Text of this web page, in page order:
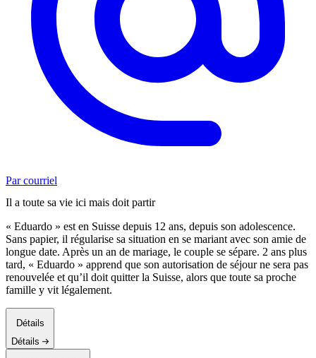
Par courriel
Il a toute sa vie ici mais doit partir
« Eduardo » est en Suisse depuis 12 ans, depuis son adolescence.
Sans papier, il régularise sa situation en se mariant avec son amie de
longue date. Après un an de mariage, le couple se sépare. 2 ans plus
tard, « Eduardo » apprend que son autorisation de séjour ne sera pas
renouvelée et qu’il doit quitter la Suisse, alors que toute sa proche
famille y vit légalement.
Détails
Détails